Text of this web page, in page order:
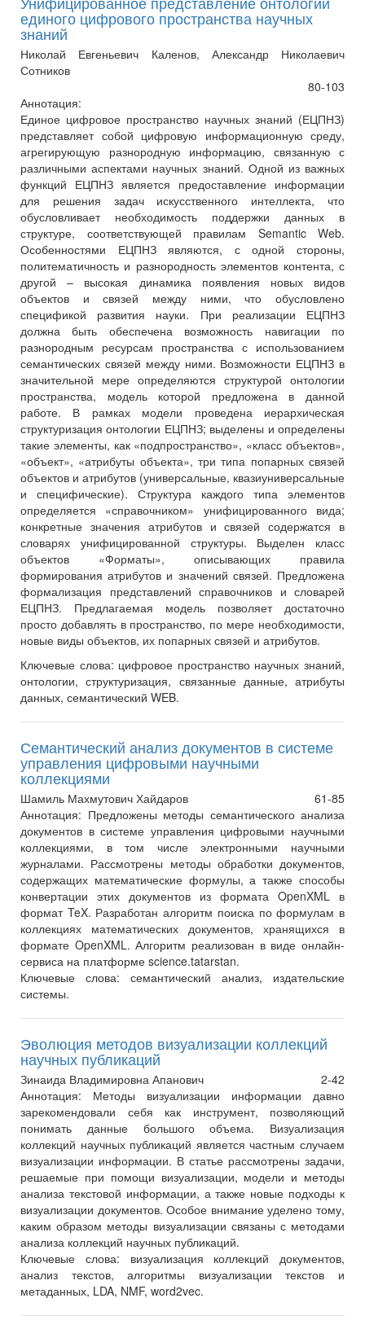
единого цифрового пространства научных
знаний
Николай Евгеньевич Каленов, Александр Николаевич
Сотников
80-103
Аннотация:
Единое цифровое пространство научных знаний (ЕЦПНЗ)
представляет собой цифровую информационную среду,
агрегирующую разнородную информацию, связанную с
различными аспектами научных знаний. Одной из важных
функций ЕЦПНЗ является предоставление информации
для решения задач искусственного интеллекта, что
обусловливает необходимость поддержки данных в
структуре, соответствующей правилам Semantic Web.
Особенностями ЕЦПНЗ являются, с одной стороны,
политематичность и разнородность элементов контента, с
другой – высокая динамика появления новых видов
объектов и связей между ними, что обусловлено
спецификой развития науки. При реализации ЕЦПНЗ
должна быть обеспечена возможность навигации по
разнородным ресурсам пространства с использованием
семантических связей между ними. Возможности ЕЦПНЗ в
значительной мере определяются структурой онтологии
пространства, модель которой предложена в данной
работе. В рамках модели проведена иерархическая
структуризация онтологии ЕЦПНЗ; выделены и определены
такие элементы, как «подпространство», «класс объектов»,
«объект», «атрибуты объекта», три типа попарных связей
объектов и атрибутов (универсальные, квазиуниверсальные
и специфические). Структура каждого типа элементов
определяется «справочником» унифицированного вида;
конкретные значения атрибутов и связей содержатся в
словарях унифицированной структуры. Выделен класс
объектов «Форматы», описывающих правила
формирования атрибутов и значений связей. Предложена
формализация представлений справочников и словарей
ЕЦПНЗ. Предлагаемая модель позволяет достаточно
просто добавлять в пространство, по мере необходимости,
новые виды объектов, их попарных связей и атрибутов.
Ключевые слова: цифровое пространство научных знаний,
онтологии, структуризация, связанные данные, атрибуты
данных, семантический WEB.
Семантический анализ документов в системе
управления цифровыми научными
коллекциями
Шамиль Махмутович Хайдаров
61-85
Аннотация: Предложены методы семантического анализа
документов в системе управления цифровыми научными
коллекциями, в том числе электронными научными
журналами. Рассмотрены методы обработки документов,
содержащих математические формулы, а также способы
конвертации этих документов из формата OpenXML в
формат TeX. Разработан алгоритм поиска по формулам в
коллекциях математических документов, хранящихся в
формате OpenXML. Алгоритм реализован в виде онлайн-
сервиса на платформе science.tatarstan.
Ключевые слова: семантический анализ, издательские
системы.
Эволюция методов визуализации коллекций
научных публикаций
Зинаида Владимировна Апанович
2-42
Аннотация: Методы визуализации информации давно
зарекомендовали себя как инструмент, позволяющий
понимать данные большого объема. Визуализация
коллекций научных публикаций является частным случаем
визуализации информации. В статье рассмотрены задачи,
решаемые при помощи визуализации, модели и методы
анализа текстовой информации, а также новые подходы к
визуализации документов. Особое внимание уделено тому,
каким образом методы визуализации связаны с методами
анализа коллекций научных публикаций.
Ключевые слова: визуализация коллекций документов,
анализ текстов, алгоритмы визуализации текстов и
метаданных, LDA, NMF, word2vec.